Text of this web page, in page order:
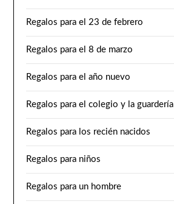
Regalos para el 23 de febrero
Regalos para el 8 de marzo
Regalos para el año nuevo
Regalos para el colegio y la guardería
Regalos para los recién nacidos
Regalos para niños
Regalos para un hombre